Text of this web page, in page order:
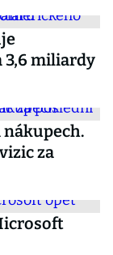
3,6 miliardy
nákupech.
za